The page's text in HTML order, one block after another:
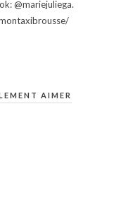
@mariejuliega.
AIMER